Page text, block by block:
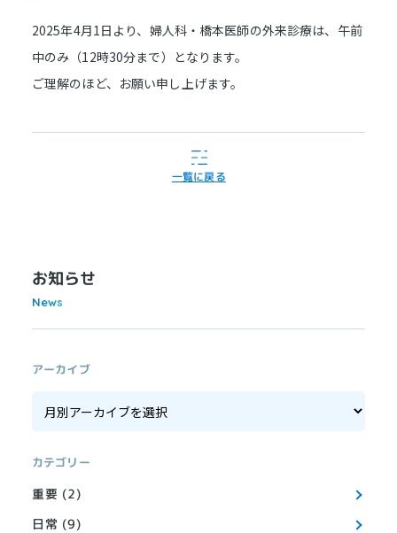
2025年4月1日より、婦人科・橋本医師の外来診療は、午前
中のみ（12時30分まで）となります。
ご理解のほど、お願い申し上げます。
一覧に戻る
お知らせ
News
アーカイブ
カテゴリー
重要 (2)
日常 (9)